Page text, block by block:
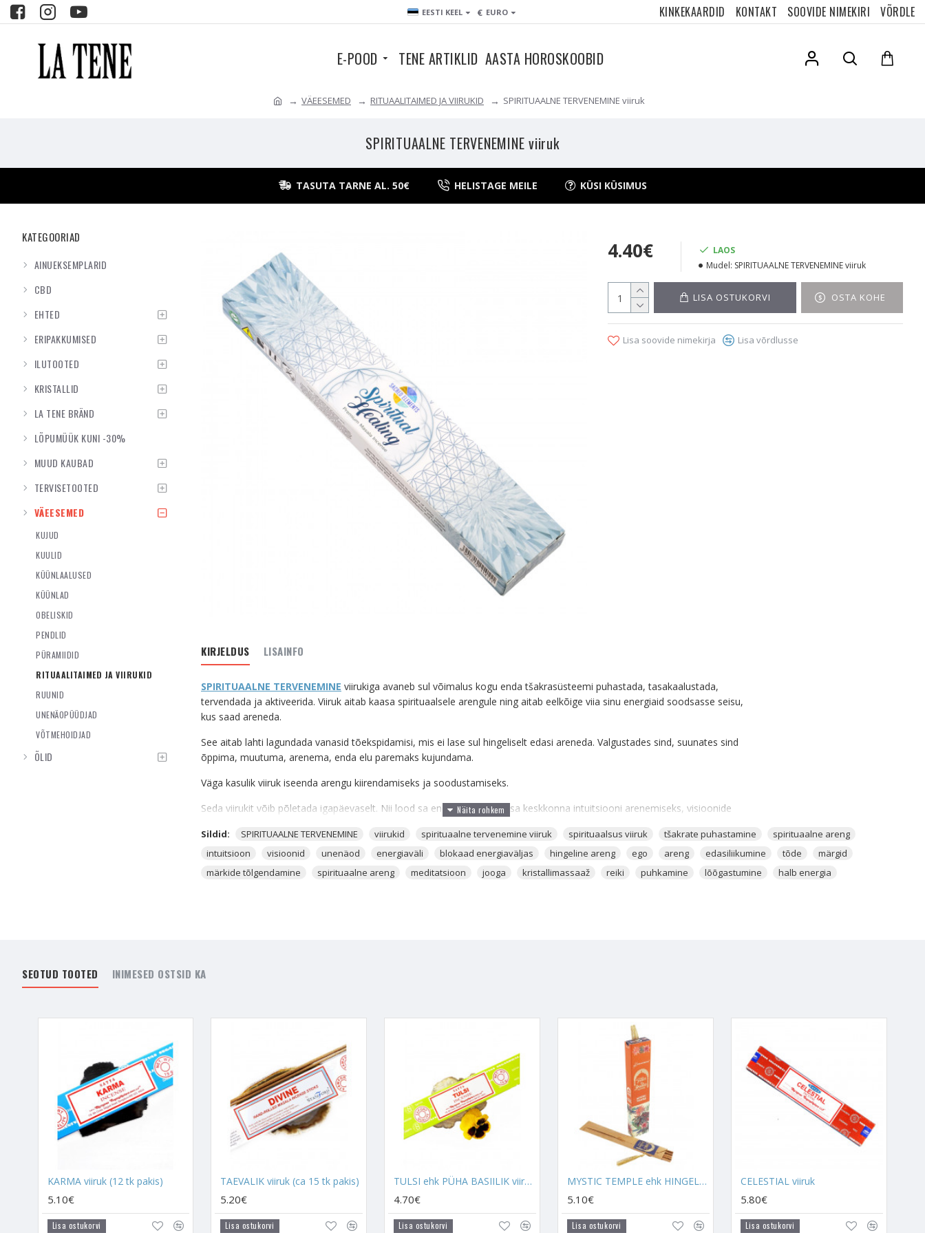
EESTI KEEL € EURO KINKEKAARDID KONTAKT SOOVIDE NIMEKIRI VÕRDLE
E-POOD TENE ARTIKLID AASTA HOROSKOOBID
VÄEESEMED RITUAALITAIMED JA VIIRUKID SPIRITUAALNE TERVENEMINE viiruk
SPIRITUAALNE TERVENEMINE viiruk
TASUTA TARNE AL. 50€ HELISTAGE MEILE KÜSI KÜSIMUS
KATEGOORIAD
AINUEKSEMPLARID
CBD
EHTED
ERIPAKKUMISED
ILUTOOTED
KRISTALLID
LA TENE BRÄND
LÕPUMÜÜK KUNI -30%
MUUD KAUBAD
TERVISETOOTED
VÄEESEMED
KUJUD
KUULID
KÜÜNLAALUSED
KÜÜNLAD
OBELISKID
PENDLID
PÜRAMIIDID
RITUAALITAIMED JA VIIRUKID
RUUNID
UNENÄOPÜÜDJAD
VÕTMEHOIDJAD
ÕLID
4.40€
LAOS
Mudel: SPIRITUAALNE TERVENEMINE viiruk
LISA OSTUKORVI OSTA KOHE
Lisa soovide nimekirja Lisa võrdlusse
KIRJELDUS LISAINFO
SPIRITUAALNE TERVENEMINE viirukiga avaneb sul võimalus kogu enda tšakrasüsteemi puhastada, tasakaalustada,
tervendada ja aktiveerida. Viiruk aitab kaasa spirituaalsele arengule ning aitab eelkõige viia sinu energiaid soodsasse seisu,
kus saad areneda.
See aitab lahti lagundada vanasid tõekspidamisi, mis ei lase sul hingeliselt edasi areneda. Valgustades sind, suunates sind
õppima, muutuma, arenema, enda elu paremaks kujundama.
Väga kasulik viiruk iseenda arengu kiirendamiseks ja soodustamiseks.
Seda viirukit võib põletada igapäevaselt. Nii lood sa enda ümber soodsa keskkonna intuitsiooni arenemiseks, visioonide
Kui sa tunned, et soovid kiirendada enda isiklikku arengu protsessi, siis oled täiesti õige viiruki endale leidnud!
MIS ON VIIRUKID?
suunamiseks. Viirukite suits aitab vabastada kahjulikke energiaid, mis loovad ebasoodsa keskkonna õnnele, positiivsusele ja
Erinevatel viirukitel on oma unikaalne toime, oleneb, millise taime essentsist see koosneb. Kõik viirukid töötavad ühise
eesmärgi nimel, milleks on Aura ja keskkonna tervendamine. Viirukite regulaarne kasutamine aitab hoida sinu meeled,
koduenergia ja kristallid positiivselt aktiivsetena.
VIIRUKI KASUTAMINE JA SELLE VAJADUS
Taimede suits on energiaid puhastava toimega, mis vabastab ebavajalikku energiat. Kui viiruk suitseb, siis selles viirukis
olevad taimed annavad enda väe edasi nii sulle kui ka kristallidele ja keskkonnale, kus see viiruk parasjagu on, tervendades
nii vaimselt kui ka füüsiliselt.
Kristallid töötlevad sinu kodu või ka sinu enda energialaineid, eemaldades negatiivsuse ning asendades selle positiivsusega.
). Kristallide puhastamiseks
aseta viiruk nende kõrvale, et negatiivsest energiast vabaneda. Loomulikult on
rituaalitaim selleks tõhusam, aga viirukeid
võib kasutada tihedamini, aidates sellega vältida kristallide energiast tühjaks jooksmist. Seega soovitan viirukitega oma
kodu ja kristalle puhastada iganädalaselt, kui mitte lausa igapäevaselt. Rituaalitaimi soovitan kasutadaTäiskuu ajal
Sildid: SPIRITUAALNE TERVENEMINE viirukid spirituaalne tervenemine viiruk spirituaalsus viiruk tšakrate puhastamine
spirituaalne areng
intuitsioon
visioonid unenäod energiaväli blokaad energiaväljas hingeline areng ego areng edasiliikumine tõde
märgid
märkide tõlgendamine
spirituaalne areng meditatsioon jooga kristallimassaaž reiki puhkamine lõõgastumine halb energia
SEOTUD TOOTED INIMESED OSTSID KA
KARMA viiruk (12 tk pakis)
5.10€
Lisa ostukorvi
TAEVALIK viiruk (ca 15 tk pakis)
5.20€
Lisa ostukorvi
TULSI ehk PÜHA BASIILIK viiruk (ca 12 tk pakis)
4.70€
Lisa ostukorvi
MYSTIC TEMPLE ehk HINGELINE ARENG viiruk (ca 11 tk pakis)
5.10€
Lisa ostukorvi
CELESTIAL viiruk
5.80€
Lisa ostukorvi